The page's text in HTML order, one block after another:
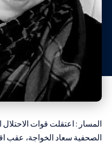
المسار : اعتقلت قوات الاحتلال
الصحفية سعاد الخواجة، عقب